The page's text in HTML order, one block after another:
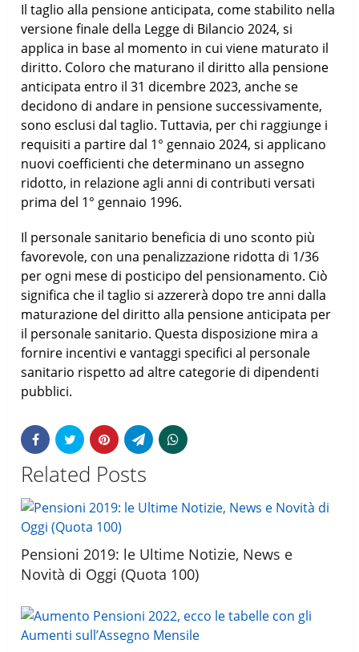
Il taglio alla pensione anticipata, come stabilito nella
versione finale della Legge di Bilancio 2024, si
applica in base al momento in cui viene maturato il
diritto. Coloro che maturano il diritto alla pensione
anticipata entro il 31 dicembre 2023, anche se
decidono di andare in pensione successivamente,
sono esclusi dal taglio. Tuttavia, per chi raggiunge i
requisiti a partire dal 1° gennaio 2024, si applicano
nuovi coefficienti che determinano un assegno
ridotto, in relazione agli anni di contributi versati
prima del 1° gennaio 1996.
Il personale sanitario beneficia di uno sconto più
favorevole, con una penalizzazione ridotta di 1/36
per ogni mese di posticipo del pensionamento. Ciò
significa che il taglio si azzererà dopo tre anni dalla
maturazione del diritto alla pensione anticipata per
il personale sanitario. Questa disposizione mira a
fornire incentivi e vantaggi specifici al personale
sanitario rispetto ad altre categorie di dipendenti
pubblici.
Related Posts
Pensioni 2019: le Ultime Notizie, News e
Novità di Oggi (Quota 100)